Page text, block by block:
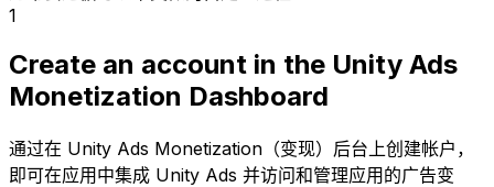
1
Create an account in the Unity Ads
Monetization Dashboard
通过在 Unity Ads Monetization（变现）后台上创建帐户，
即可在应用中集成 Unity Ads 并访问和管理应用的广告变